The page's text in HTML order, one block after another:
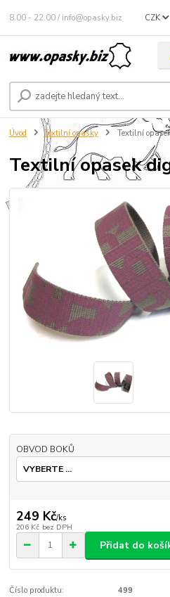
CZK
8.00 - 22.00 / info@opasky.biz
Úvod Textilní opasky Textilní
Textilní opasek
OBVOD BOKŮ
249 Kč/ks
206 Kč bez DPH
Přidat do
Číslo produktu: 499